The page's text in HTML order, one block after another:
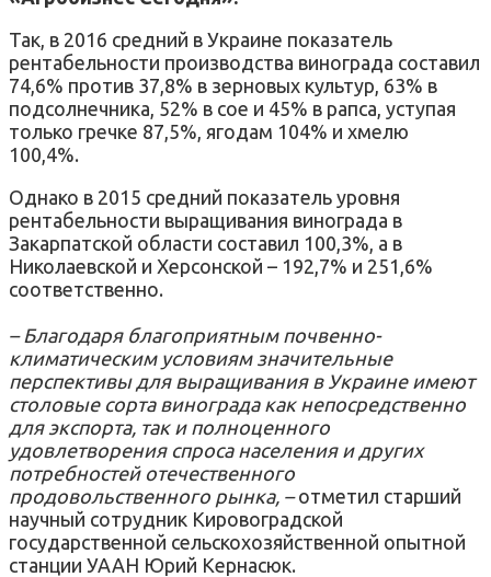
Так, в 2016 средний в Украине показатель
рентабельности производства винограда составил
74,6% против 37,8% в зерновых культур, 63% в
подсолнечника, 52% в сое и 45% в рапса, уступая
только гречке 87,5%, ягодам 104% и хмелю
100,4%.
Однако в 2015 средний показатель уровня
рентабельности выращивания винограда в
Закарпатской области составил 100,3%, а в
Николаевской и Херсонской – 192,7% и 251,6%
соответственно.
– Благодаря благоприятным почвенно-
климатическим условиям значительные
перспективы для выращивания в Украине имеют
столовые сорта винограда как непосредственно
для экспорта, так и полноценного
удовлетворения спроса населения и других
потребностей отечественного
продовольственного рынка, –отметил старший
научный сотрудник Кировоградской
государственной сельскохозяйственной опытной
станции УААН Юрий Кернасюк.